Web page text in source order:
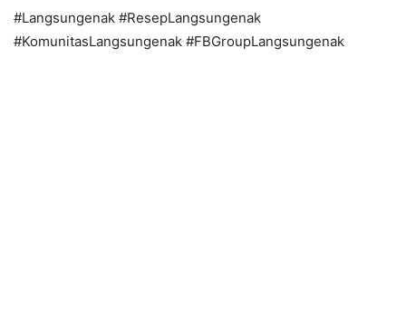
#Langsungenak #ResepLangsungenak
#KomunitasLangsungenak #FBGroupLangsungenak